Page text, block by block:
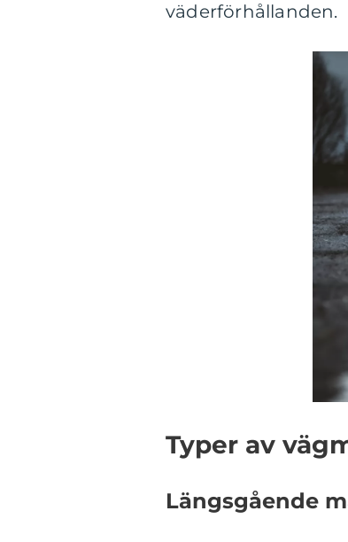
väderförhållanden.
Typer av
Längsgående